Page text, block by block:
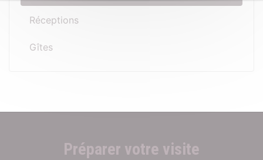
Réceptions
Gîtes
Préparer votre visite